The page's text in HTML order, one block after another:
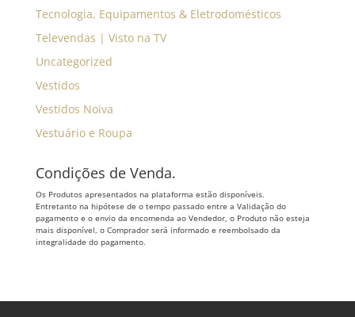
Tecnologia, Equipamentos & Eletrodomésticos
Televendas | Visto na TV
Uncategorized
Vestidos
Vestidos Noiva
Vestuário e Roupa
Condições de Venda.
Os Produtos apresentados na plataforma estão disponíveis.
Entretanto na hipótese de o tempo passado entre a Validação do
pagamento e o envio da encomenda ao Vendedor, o Produto não esteja
mais disponível, o Comprador será informado e reembolsado da
integralidade do pagamento.